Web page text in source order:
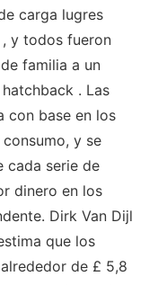
carga lugres
y todos fueron
familia a un
. Las
con base en los
y se
cada serie de
dinero en los
Dirk Van Dijl
que los
de £ 5,8